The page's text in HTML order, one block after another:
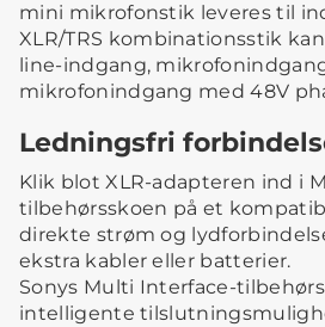
mini mikrofonstik leveres til
XLR/TRS kombinationsstik
line-indgang,
mikrofonindgang med 48V
Ledningsfri
Klik blot XLR-adapteren ind i
tilbehørsskoen på et
direkte strøm og
ekstra kabler eller batterier.
Sonys Multi Interface-
intelligente